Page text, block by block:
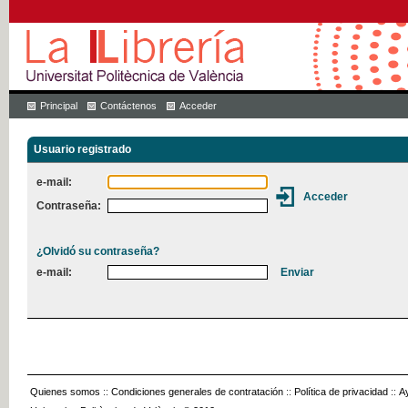
Principal Contáctenos Acceder
Usuario registrado
e-mail:
Contraseña:
¿Olvidó su contraseña?
e-mail:
Quienes somos :: Condiciones generales de contratación :: Política de privacidad ::